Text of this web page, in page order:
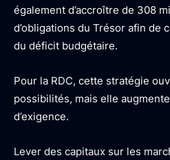
également d’accroître de 308
d’obligations du Trésor afin de
du déficit budgétaire.
Pour la RDC, cette stratégie
possibilités, mais elle
d’exigence.
Lever des capitaux sur les